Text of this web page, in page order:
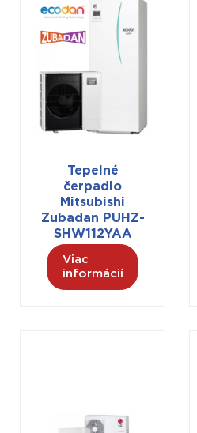
Tepelné
čerpadlo
Mitsubishi
Zubadan PUHZ-
SHW112YAA
Viac
informácií